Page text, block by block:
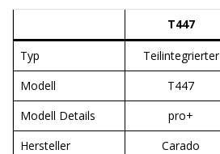
T447
Typ Teilintegrierter
Modell
T447
Modell Details
pro+
Hersteller
Carado